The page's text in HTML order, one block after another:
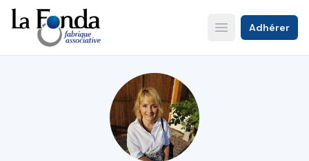
Aller
au
contenu
principal
Open main menu
Adhérer